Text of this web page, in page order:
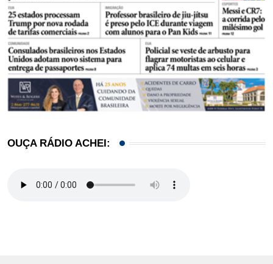
OUÇA RÁDIO ACHEI: